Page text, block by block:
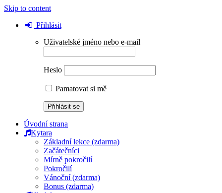
Skip to content
Přihlásit
Uživatelské jméno nebo e-mail
Heslo
Pamatovat si mě
Úvodní strana
Kytara
Základní lekce (zdarma)
Začátečníci
Mírně pokročilí
Pokročilí
Vánoční (zdarma)
Bonus (zdarma)